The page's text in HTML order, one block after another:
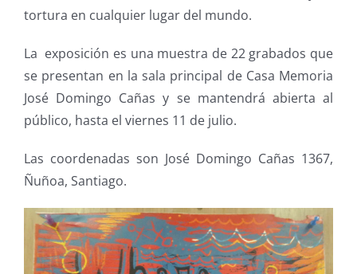
tortura en cualquier lugar del mundo.
La exposición es una muestra de 22 grabados que
se presentan en la sala principal de Casa Memoria
José Domingo Cañas y se mantendrá abierta al
público, hasta el viernes 11 de julio.
Las coordenadas son José Domingo Cañas 1367,
Ñuñoa, Santiago.